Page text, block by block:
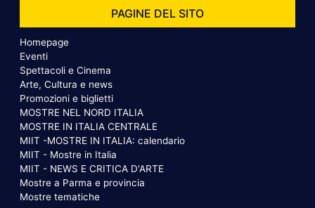
PAGINE DEL SITO
Homepage
Eventi
Spettacoli e Cinema
Arte, Cultura e news
Promozioni e biglietti
MOSTRE NEL NORD ITALIA
MOSTRE IN ITALIA CENTRALE
MIIT -MOSTRE IN ITALIA: calendario
MIIT - Mostre in Italia
MIIT - NEWS E CRITICA D'ARTE
Mostre a Parma e provincia
Mostre tematiche